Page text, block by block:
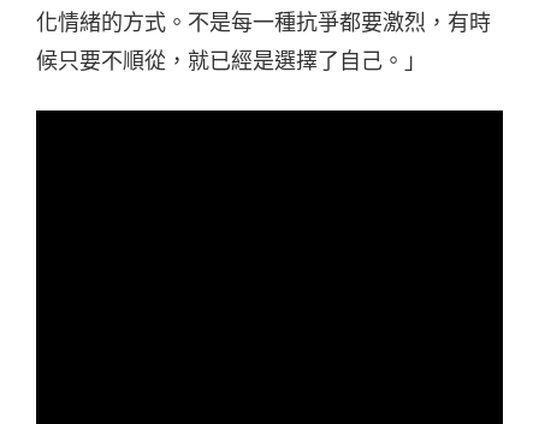
化情緒的方式。不是每一種抗爭都要激烈，有時
候只要不順從，就已經是選擇了自己。」